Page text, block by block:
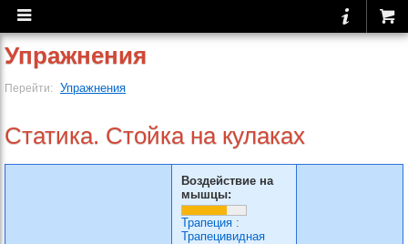
Упражнения
Перейти: Упражнения
Статика. Стойка на кулаках
Воздействие на
мышцы:
Трапеция :
Трапецивидная